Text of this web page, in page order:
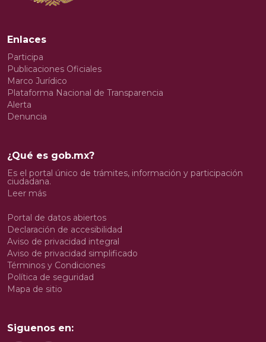
Enlaces
Participa
Publicaciones Oficiales
Marco Jurídico
Plataforma Nacional de Transparencia
Alerta
Denuncia
¿Qué es gob.mx?
Es el portal único de trámites, información y participación
ciudadana.
Leer más
Portal de datos abiertos
Declaración de accesibilidad
Aviso de privacidad integral
Aviso de privacidad simplificado
Términos y Condiciones
Política de seguridad
Mapa de sitio
Siguenos en: